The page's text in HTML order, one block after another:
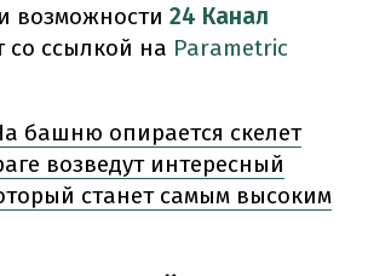
возможности 24 Канал
со ссылкой на Parametric
башню опирается скелет
возведут интересный
станет самым высоким